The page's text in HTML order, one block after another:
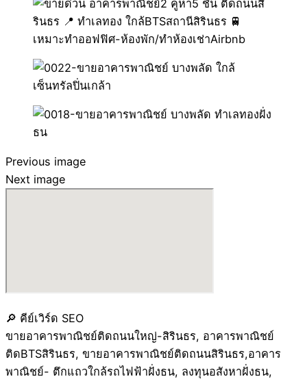
Previous image
Next image
🔎 คีย์เวิร์ด SEO
ขายอาคารพาณิชย์ติดถนนใหญ่-สิรินธร, อาคารพาณิชย์
ติดBTSสิรินธร, ขายอาคารพาณิชย์ติดถนนสิรินธร,อาคาร
พาณิชย์- ตึกแถวใกล้รถไฟฟ้าฝั่งธน, ลงทุนอสังหาฝั่งธน,